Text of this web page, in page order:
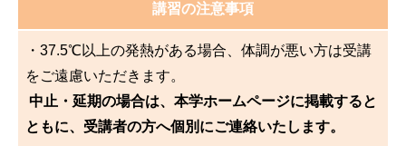
講習の注意事項
・37.5℃以上の発熱がある場合、体調が悪い方は受講
をご遠慮いただきます。
中止・延期の場合は、本学ホームページに掲載すると
ともに、受講者の方へ個別にご連絡いたします。